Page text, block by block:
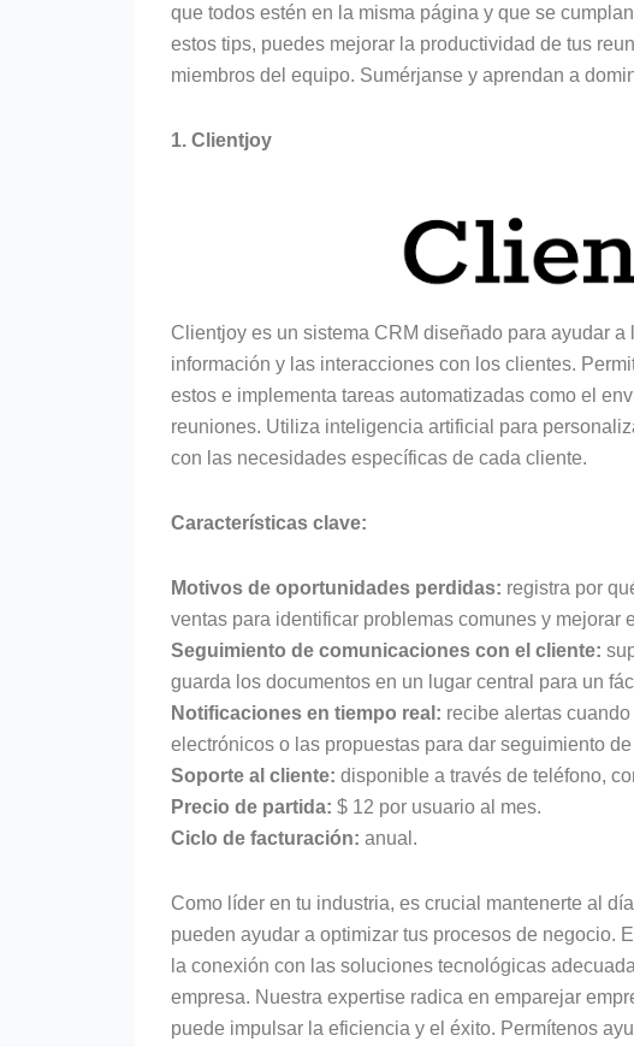
que todos estén en la misma página y que se
estos tips, puedes mejorar la productividad de tus
miembros del equipo. Sumérjanse y aprendan a
1. Clientjoy
Clientjoy es un sistema CRM diseñado para ayudar
información y las interacciones con los clientes.
estos e implementa tareas automatizadas como el
reuniones. Utiliza inteligencia artificial para
con las necesidades específicas de cada cliente.
Características clave:
Motivos de oportunidades perdidas: registra por
ventas para identificar problemas comunes y mejorar
Seguimiento de comunicaciones con el cliente:
guarda los documentos en un lugar central para un
Notificaciones en tiempo real: recibe alertas
electrónicos o las propuestas para dar seguimiento
Soporte al cliente: disponible a través de teléfono,
Precio de partida: $ 12 por usuario al mes.
Ciclo de facturación: anual.
Como líder en tu industria, es crucial mantenerte al
pueden ayudar a optimizar tus procesos de negocio.
la conexión con las soluciones tecnológicas
empresa. Nuestra expertise radica en emparejar
puede impulsar la eficiencia y el éxito. Permítenos